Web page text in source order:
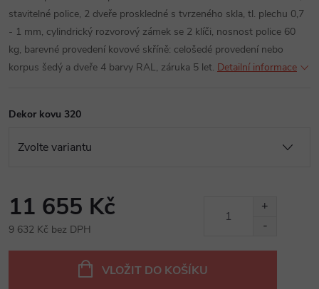
stavitelné police, 2 dveře proskledné s tvrzeného skla, tl. plechu 0,7
- 1 mm, cylindrický rozvorový zámek se 2 klíči, nosnost police 60
kg, barevné provedení kovové skříně: celošedé provedení nebo
korpus šedý a dveře 4 barvy RAL, záruka 5 let. Detailní informace
Dekor kovu 320
11 655 Kč
9 632 Kč bez DPH
VLOŽIT DO KOŠÍKU